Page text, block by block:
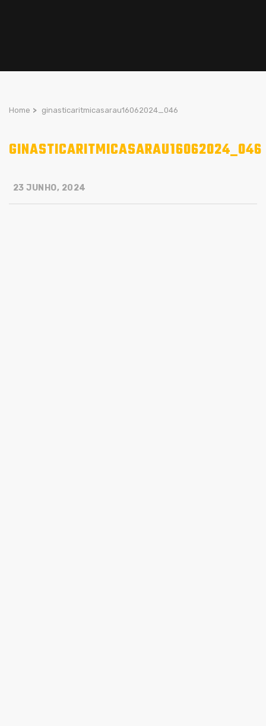
Home > ginasticaritmicasarau16062024_046
GINASTICARITMICASARAU16062024_046
23 JUNHO, 2024